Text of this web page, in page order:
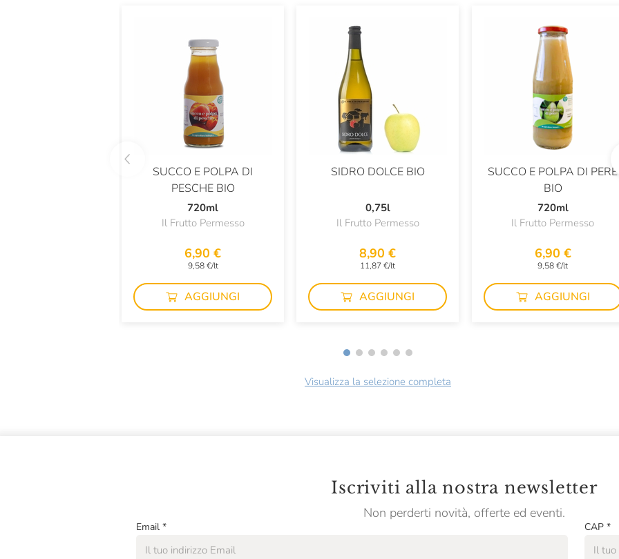
SUCCO E POLPA DI
PESCHE BIO
720ml
Il Frutto Permesso
6,90 €
9,58 €/lt
AGGIUNGI
SIDRO DOLCE BIO
0,75l
Il Frutto Permesso
8,90 €
11,87 €/lt
AGGIUNGI
SUCCO E POLPA DI PERE
BIO
720ml
Il Frutto Permesso
6,90 €
9,58 €/lt
AGGIUNGI
Visualizza la selezione completa
Iscriviti alla nostra newsletter
Non perderti novità, offerte ed eventi.
Email * CAP *